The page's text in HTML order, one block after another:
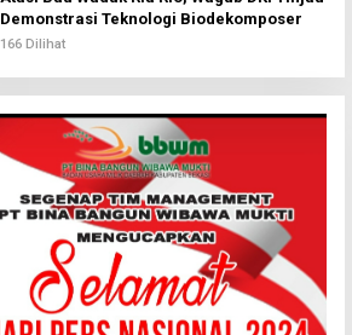
Demonstrasi Teknologi Biodekomposer
166 Dilihat